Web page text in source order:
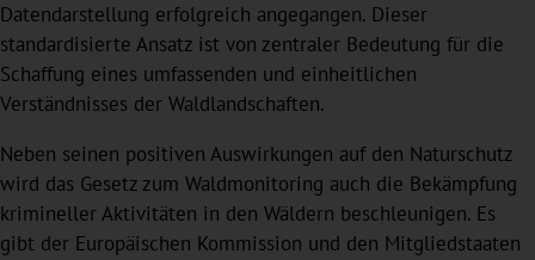
Datendarstellung erfolgreich angegangen. Dieser
standardisierte Ansatz ist von zentraler Bedeutung für die
Schaffung eines umfassenden und einheitlichen
Verständnisses der Waldlandschaften.
Neben seinen positiven Auswirkungen auf den Naturschutz
wird das Gesetz zum Waldmonitoring auch die Bekämpfung
krimineller Aktivitäten in den Wäldern beschleunigen. Es
gibt der Europäischen Kommission und den Mitgliedstaaten